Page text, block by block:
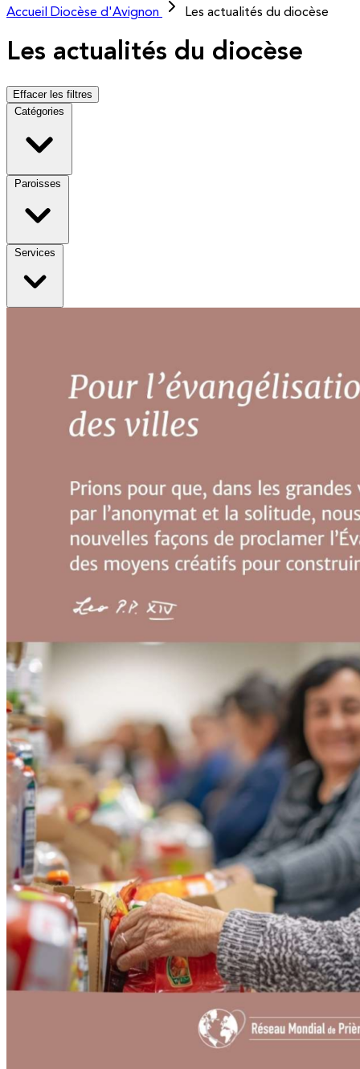
Accueil
Diocèse d'Avignon Les actualités du diocèse
Les actualités du diocèse
Effacer les filtres
Catégories
Paroisses
Services